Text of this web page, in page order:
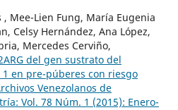
, Mee-Lien Fung, María Eugenia
Celsy Hernández, Ana López,
Mercedes Cerviño,
del gen sustrato del
en pre-púberes con riesgo
Venezolanos de
Vol. 78 Núm. 1 (2015): Enero-